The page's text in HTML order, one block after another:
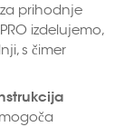
prihodnje
izdelujemo,
s čimer